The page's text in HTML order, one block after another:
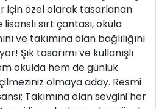
için özel olarak tasarlanan
sırt çantası, okula
ve takımına olan bağlılığını
Şık tasarımı ve kullanışlı
okulda hem de günlük
olmaya aday. Resmi
Takımına olan sevgini her